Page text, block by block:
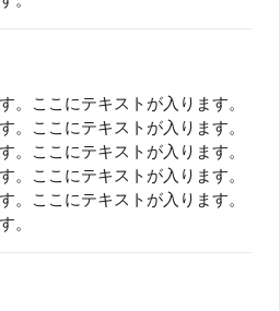
。ここにテキストが入ります。
。ここにテキストが入ります。
。ここにテキストが入ります。
。ここにテキストが入ります。
。ここにテキストが入ります。
。